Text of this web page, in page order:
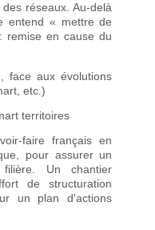
réseaux. Au-delà
entend « mettre de
remise en cause du
face aux évolutions
etc.)
territoires
faire français en
pour assurer un
Un chantier
de structuration
un plan d'actions